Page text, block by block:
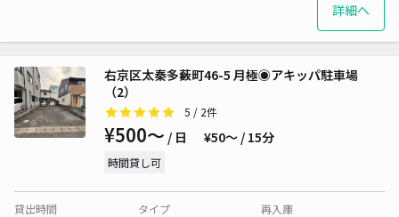
詳細へ
右京区太秦多藪町46-5 月極◉アキッパ駐車場
（2）
5 / 2件
¥500〜 / 日 ¥50〜 / 15分
時間貸し可
貸出時間
タイプ
再入庫